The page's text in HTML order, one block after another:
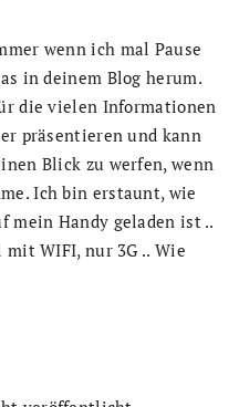
wenn ich mal Pause
in deinem Blog herum.
die vielen Informationen
präsentieren und kann
Blick zu werfen, wenn
Ich bin erstaunt, wie
mein Handy geladen ist ..
WIFI, nur 3G .. Wie